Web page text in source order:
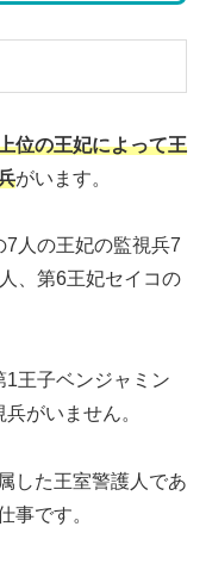
位の王妃によって王
がいます。
人の王妃の監視兵7
、第6王妃セイコの
王子ベンジャミン
がいません。
した王室警護人であ
事です。